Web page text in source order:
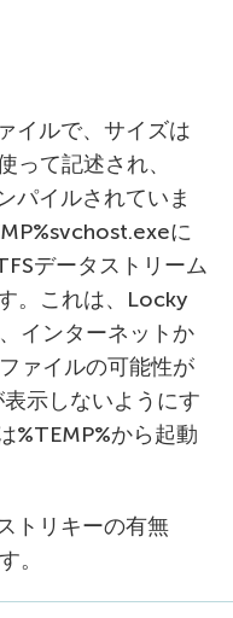
イルで、サイズは
って記述され、
パイルされていま
に
データストリーム
。これは、Locky
インターネットか
ァイルの可能性が
示しないようにす
%TEMP%から起動
トリキーの有無
。